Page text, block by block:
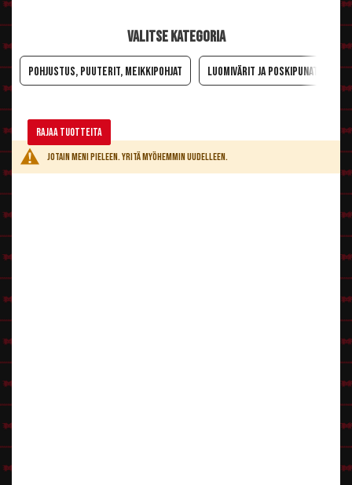
Valitse kategoria
Pohjustus, puuterit, meikkipohjat Luomivärit ja poskipunat
Rajaa tuotteita
Jotain meni pieleen. Yritä myöhemmin uudelleen.